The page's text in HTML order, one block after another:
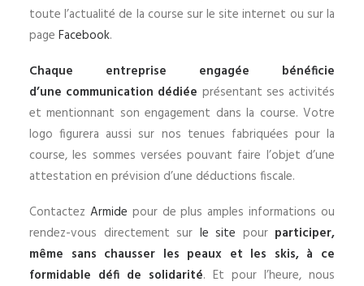
toute l’actualité de la course sur le site internet ou sur la
page Facebook.
Chaque entreprise engagée bénéficie
d’une communication dédiée présentant ses activités
et mentionnant son engagement dans la course. Votre
logo figurera aussi sur nos tenues fabriquées pour la
course, les sommes versées pouvant faire l’objet d’une
attestation en prévision d’une déductions fiscale.
Contactez Armide pour de plus amples informations ou
rendez-vous directement sur le site pour participer,
même sans chausser les peaux et les skis, à ce
formidable défi de solidarité. Et pour l’heure, nous